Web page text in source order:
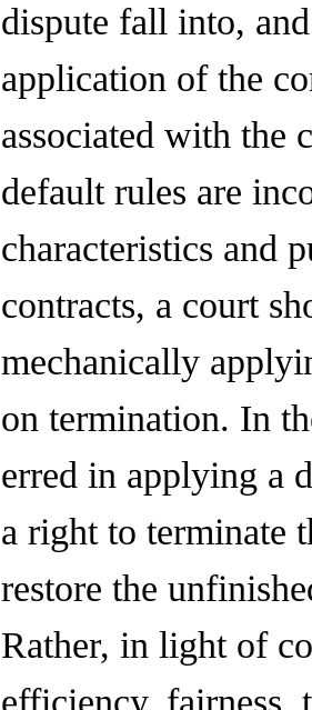
dispute fall into,
application of the
associated with the
default rules are
characteristics and
contracts, a court
mechanically
on termination. In
erred in applying a
a right to terminate
restore the
Rather, in light of
efficiency, fairness,